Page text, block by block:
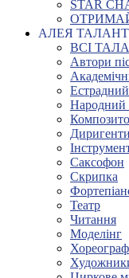
STAR
АЛЕЯ
ВСІ
Автори
Естрадний
Народний
Диригенти
Саксофон
Скрипка
Театр
Читання
Моделінг